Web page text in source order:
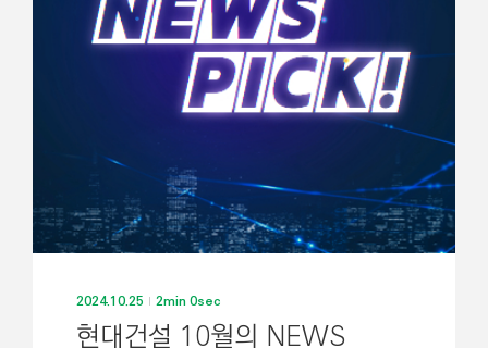
2024.10.25 2min 0sec
현대건설 10월의 NEWS